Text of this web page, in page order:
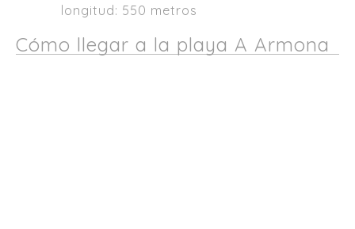
longitud: 550 metros
Cómo llegar a la playa A Armona